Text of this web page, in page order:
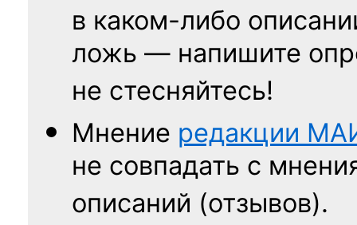
в каком-либо
ложь — напишите
не стесняйтесь!
Мнение редакции
не совпадать с
описаний (отзывов).